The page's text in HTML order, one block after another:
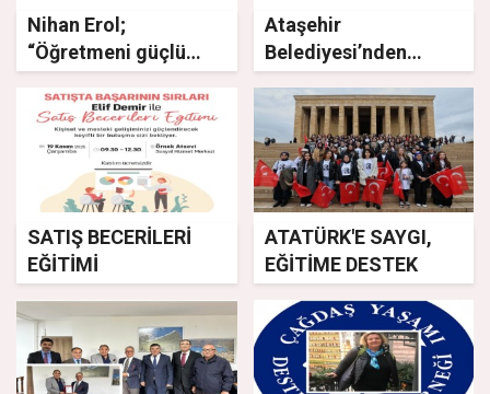
Nihan Erol;
“Öğretmeni güçlü
yarını karanlık olmaz”
Ataşehir
Belediyesi’nden
Olmak” semineri
SATIŞ BECERİLERİ
EĞİTİMİ
ATATÜRK'E SAYGI,
EĞİTİME DESTEK